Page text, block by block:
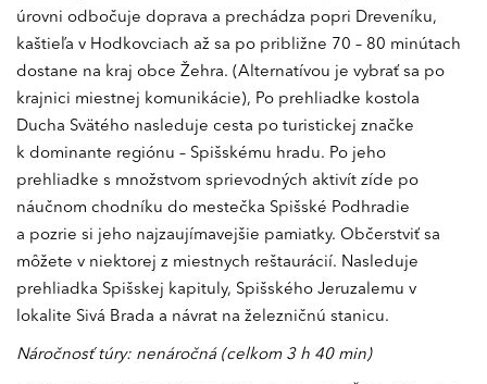
úrovni odbočuje doprava a prechádza popri Dreveníku,
kaštieľa v Hodkovciach až sa po približne 70 – 80 minútach
dostane na kraj obce Žehra. (Alternatívou je vybrať sa po
krajnici miestnej komunikácie), Po prehliadke kostola
Ducha Svätého nasleduje cesta po turistickej značke
k dominante regiónu – Spišskému hradu. Po jeho
prehliadke s množstvom sprievodných aktivít zíde po
náučnom chodníku do mestečka Spišské Podhradie
a pozrie si jeho najzaujímavejšie pamiatky. Občerstviť sa
môžete v niektorej z miestnych reštaurácií. Nasleduje
prehliadka Spišskej kapituly, Spišského Jeruzalemu v
lokalite Sivá Brada a návrat na železničnú stanicu.
Náročnosť túry: nenáročná (celkom 3 h 40 min)